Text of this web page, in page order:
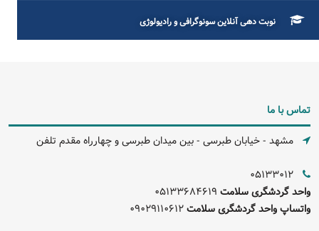
نوبت دهی آنلاین سونوگرافی و رادیولوژی
تماس با ما
مشهد - خیابان طبرسی - بین میدان طبرسی و چهارراه مقدم تلفن
واحد گردشگری سلامت
واتساپ واحد گردشگری سلامت